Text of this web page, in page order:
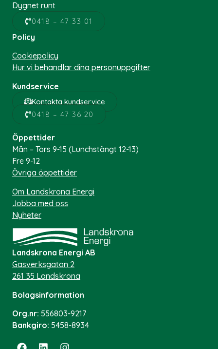
Dygnet runt
0418 – 47 33 01
Policy
Cookiepolicy
Hur vi behandlar dina personuppgifter
Kundservice
Kontakta kundservice
0418 – 47 36 20
Öppettider
Mån – Tors 9-15 (Lunchstängt 12-13)
Fre 9-12
Övriga öppettider
Om Landskrona Energi
Jobba med oss
Nyheter
Landskrona Energi AB
Gasverksgatan 2
261 35 Landskrona
Bolagsinformation
Org.nr: 556803-9217
Bankgiro: 5458-8934